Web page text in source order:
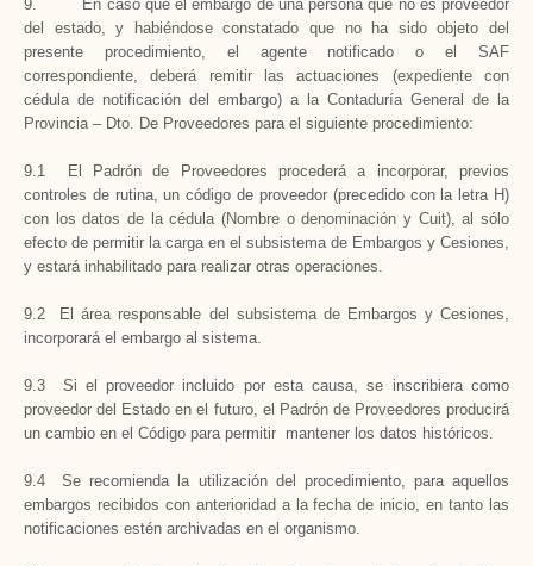
9. En caso que el embargo de una persona que no es proveedor
del estado, y habiéndose constatado que no ha sido objeto del
presente procedimiento, el agente notificado o el SAF
correspondiente, deberá remitir las actuaciones (expediente con
cédula de notificación del embargo) a la Contaduría General de la
Provincia – Dto. De Proveedores para el siguiente procedimiento:
9.1 El Padrón de Proveedores procederá a incorporar, previos
controles de rutina, un código de proveedor (precedido con la letra H)
con los datos de la cédula (Nombre o denominación y Cuit), al sólo
efecto de permitir la carga en el subsistema de Embargos y Cesiones,
y estará inhabilitado para realizar otras operaciones.
9.2 El área responsable del subsistema de Embargos y Cesiones,
incorporará el embargo al sistema.
9.3 Si el proveedor incluido por esta causa, se inscribiera como
proveedor del Estado en el futuro, el Padrón de Proveedores producirá
un cambio en el Código para permitir mantener los datos históricos.
9.4 Se recomienda la utilización del procedimiento, para aquellos
embargos recibidos con anterioridad a la fecha de inicio, en tanto las
notificaciones estén archivadas en el organismo.